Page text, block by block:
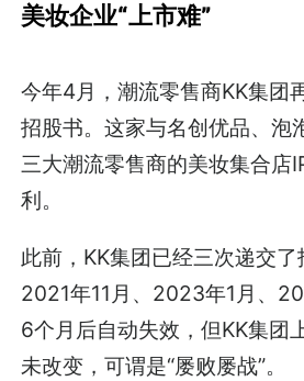
美妆企业“上市难”
今年4月，潮流零售商KK集团
招股书。这家与名创优品、泡
三大潮流零售商的美妆集合店
利。
此前，KK集团已经三次递交
2021年11月、2023年1月、
6个月后自动失效，但KK集团
未改变，可谓是“屡败屡战”。